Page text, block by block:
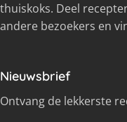
thuiskoks. Deel
andere bezoekers en
Nieuwsbrief
Ontvang de lekkerste